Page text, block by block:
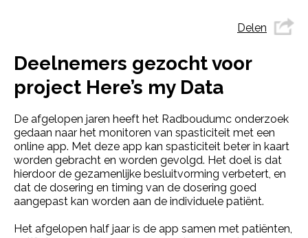
Delen
Deelnemers gezocht voor
project Here’s my Data
De afgelopen jaren heeft het Radboudumc onderzoek
gedaan naar het monitoren van spasticiteit met een
online app. Met deze app kan spasticiteit beter in kaart
worden gebracht en worden gevolgd. Het doel is dat
hierdoor de gezamenlijke besluitvorming verbetert, en
dat de dosering en timing van de dosering goed
aangepast kan worden aan de individuele patiënt.
Het afgelopen half jaar is de app samen met patiënten,